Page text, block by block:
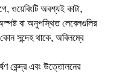
ওয়েবিংটি অবশ্যই কাটা,
বা অনুপস্থিত লেবেলগুলির
সন্দেহ থাকে, অবিলম্বে
কেন্দ্র এবং উত্তোলনের